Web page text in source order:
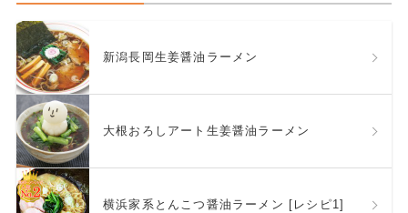
新潟長岡生姜醤油ラーメン
大根おろしアート生姜醤油ラーメン
横浜家系とんこつ醤油ラーメン [レシピ1]